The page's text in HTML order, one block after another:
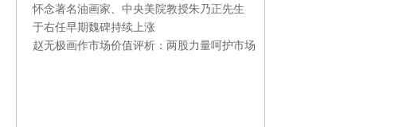
怀念著名油画家、中央美院教授朱乃正先生
于右任早期魏碑持续上涨
赵无极画作市场价值评析：两股力量呵护市场